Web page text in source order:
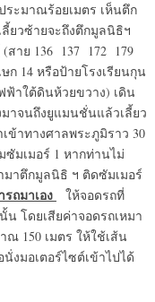
ระมาณร้อยเมตร เห็นตึก
ยวซ้ายจะถึงตึกมูลนิธิฯ
(สาย 136 137 172 179
14 หรือป้ายโรงเรียนกุน
าใต้ดินห้วยขวาง) เดิน
มาจนถึงยูแมนชั่นแล้วเลี้ยว
เข้าทางศาลพระภูมิราว 30
มเมอร์ 1 หากท่านไม่
มาตึกมูลนิธิ ฯ ติดซัมเมอร์
ถมาเอง
ให้จอดรถที่
น โดยเสียค่าจอดรถเหมา
150 เมตร ให้ใช้เส้น
งมอเตอร์ไซต์เข้าไปได้